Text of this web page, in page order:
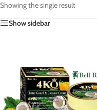
Showing the single result
Show sidebar